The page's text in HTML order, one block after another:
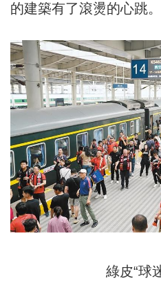
的建築有了滾燙的心跳。
綠皮“球